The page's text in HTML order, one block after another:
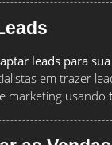
leads para
em trazer
marketing usando